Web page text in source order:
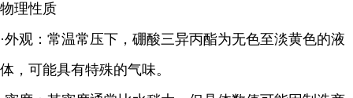
物理性质
·外观：常温常压下，硼酸三异丙酯为无色至淡黄色的液
体，可能具有特殊的气味。